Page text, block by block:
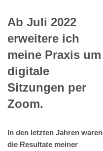
Ab Juli 2022
erweitere ich
meine Praxis um
digitale
Sitzungen per
Zoom.
In den letzten Jahren waren
die Resultate meiner